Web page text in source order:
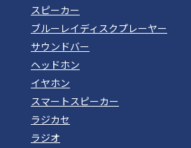
スピーカー
ブルーレイディスクプレーヤー
サウンドバー
ヘッドホン
イヤホン
スマートスピーカー
ラジカセ
ラジオ